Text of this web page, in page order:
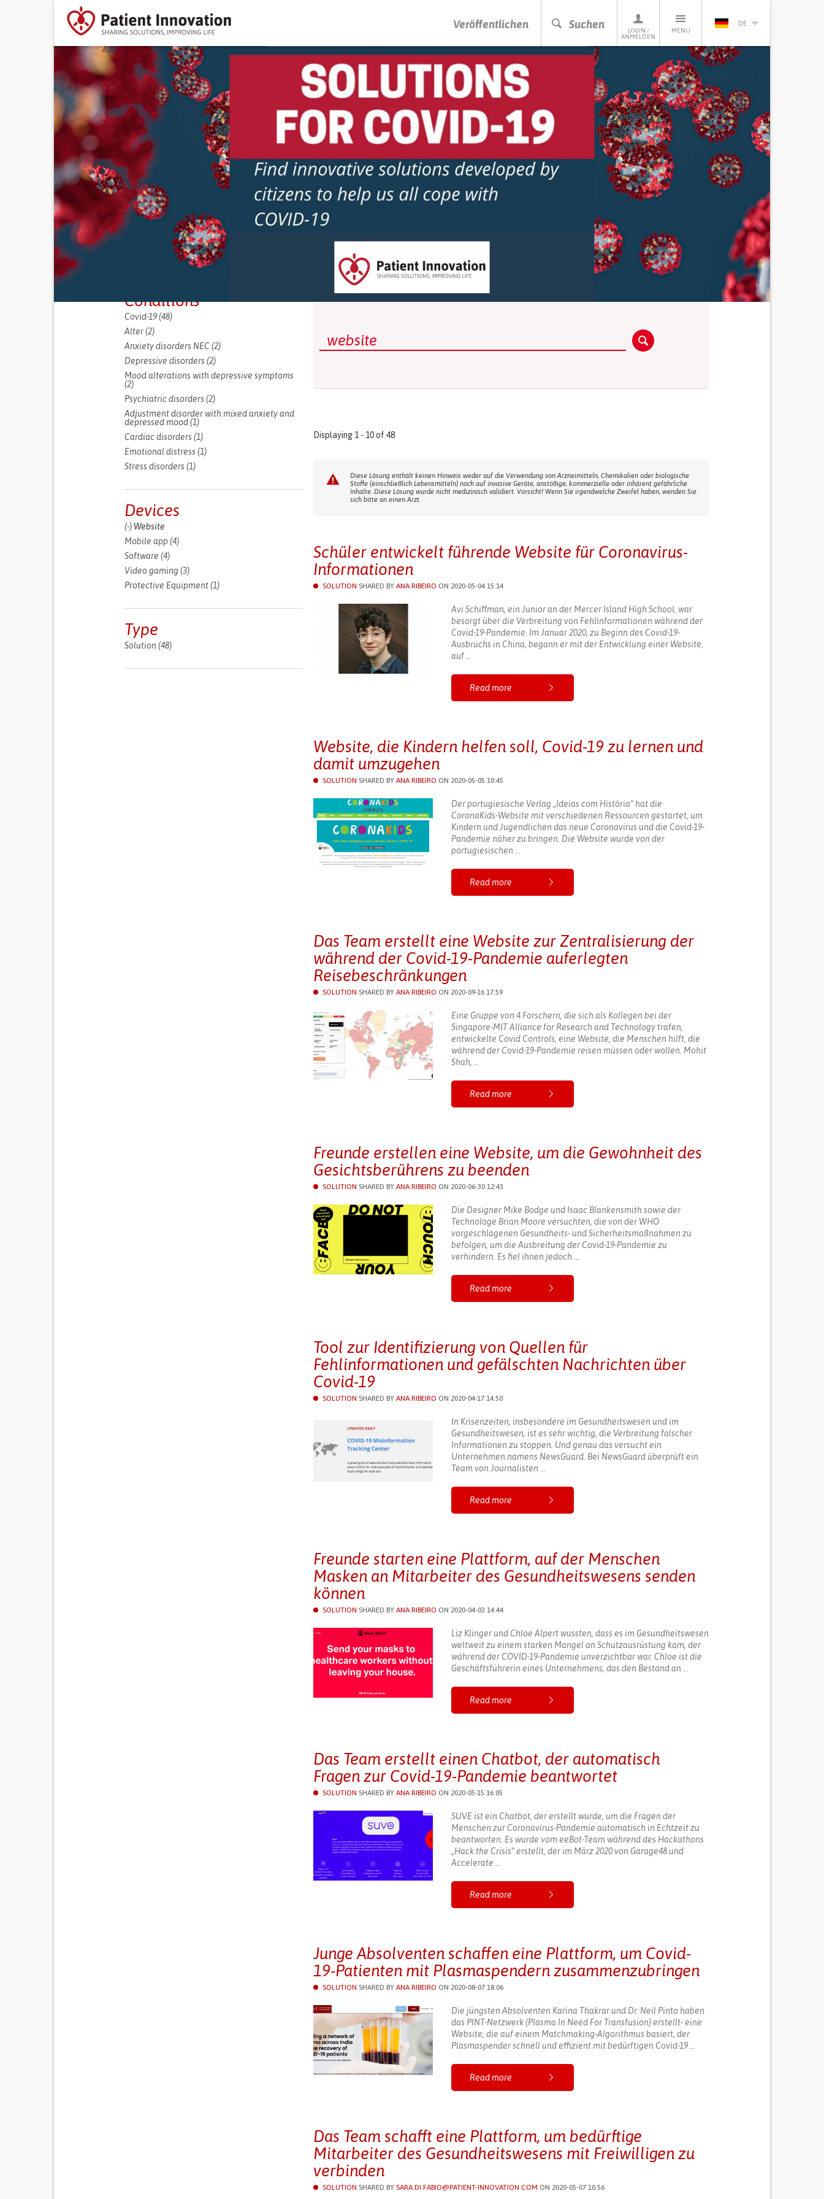
Veröffentlichen Suchen
LOGIN /
ANMELDEN
MENU
DE
DRÜCKEN SIE AUF ENTER UM DIE SUCHE ZU STARTEN
Activities
Helping others (9)Apply Helping others filter
Life in community (6)Apply Life in community
filter
Using communication devices and techniques
Apply Using communication devices and
techniques filter
Purchase goods and services (shopping, etc.)
(2)Apply Purchase goods and services
(shopping, etc.) filter
Shopping (2)
Apply Shopping filter
Therapy management (2)Apply Therapy
management filter
Arbeiten (1)
Apply Arbeiten filter
Coping with stress and other psychological
demands (1)
Apply Coping with stress and
other psychological demands
filter
Ernährung (Essen + Trinken) (1)
Apply
Apply Playing filter
Conditions
Covid-19 (48)Apply Covid-19 filter
Alter (2)Apply Alter filter
Anxiety disorders NEC (2)Apply Anxiety
Depressive disorders (2)Apply Depressive
Mood alterations with depressive symptoms
(2)Apply Mood alterations with depressive
Psychiatric disorders (2)Apply Psychiatric
Adjustment disorder with mixed anxiety and
depressed mood (1)Apply Adjustment disorder
with mixed anxiety and
depressed mood filter
Cardiac disorders (1)Apply Cardiac disorders
filter
Emotional distress (1)Apply Emotional distress
Stress disorders (1)Apply Stress disorders filter
Devices
(-) Remove Website filter
Website
Mobile app (4)Apply Mobile app filter
Software (4)Apply Software filter
Video gaming (3)Apply Video gaming filter
Protective Equipment (1)Apply Protective
Type
Solution (48)Apply Solution filter
Displaying 1 - 10 of 48
Diese Lösung enthält keinen Hinweis weder auf die Verwendung von Arzneimitteln, Chemikalien oder biologische
Stoffe (einschließlich Lebensmitteln) noch auf invasive Geräte, anstößige, kommerzielle oder inhärent gefährliche
Inhalte. Diese Lösung wurde nicht medizinisch validiert. Vorsicht! Wenn Sie irgendwelche Zweifel haben, wenden Sie
sich bitte an einen Arzt.
Schüler entwickelt führende Website für Coronavirus-
Informationen
SOLUTION SHARED BY ANA RIBEIRO ON 2020-05-04 15:14
Avi Schiffman, ein Junior an der Mercer Island High School, war
besorgt über die Verbreitung von Fehlinformationen während der
Covid-19-Pandemie. Im Januar 2020, zu Beginn des Covid-19-
Ausbruchs in China, begann er mit der Entwicklung einer Website,
auf ...
Read more
Website, die Kindern helfen soll, Covid-19 zu lernen und
damit umzugehen
SOLUTION SHARED BY ANA RIBEIRO ON 2020-05-05 10:45
Der portugiesische Verlag „Ideias com História“ hat die
CoronaKids-Website mit verschiedenen Ressourcen gestartet, um
Kindern und Jugendlichen das neue Coronavirus und die Covid-19-
Pandemie näher zu bringen. Die Website wurde von der
portugiesischen ...
Read more
Das Team erstellt eine Website zur Zentralisierung der
während der Covid-19-Pandemie auferlegten
Reisebeschränkungen
SOLUTION SHARED BY ANA RIBEIRO ON 2020-09-16 17:59
Eine Gruppe von 4 Forschern, die sich als Kollegen bei der
Singapore-MIT Alliance for Research and Technology trafen,
entwickelte Covid Controls, eine Website, die Menschen hilft, die
während der Covid-19-Pandemie reisen müssen oder wollen. Mohit
Shah, ...
Read more
Freunde erstellen eine Website, um die Gewohnheit des
Gesichtsberührens zu beenden
SOLUTION SHARED BY ANA RIBEIRO ON 2020-06-30 12:43
Die Designer Mike Bodge und Isaac Blankensmith sowie der
Technologe Brian Moore versuchten, die von der WHO
vorgeschlagenen Gesundheits- und Sicherheitsmaßnahmen zu
befolgen, um die Ausbreitung der Covid-19-Pandemie zu
verhindern. Es fiel ihnen jedoch ...
Read more
Tool zur Identifizierung von Quellen für
Fehlinformationen und gefälschten Nachrichten über
Covid-19
SOLUTION SHARED BY ANA RIBEIRO ON 2020-04-17 14:50
In Krisenzeiten, insbesondere im Gesundheitswesen und im
Gesundheitswesen, ist es sehr wichtig, die Verbreitung falscher
Informationen zu stoppen. Und genau das versucht ein
Unternehmen namens NewsGuard. Bei NewsGuard überprüft ein
Team von Journalisten ...
Read more
Freunde starten eine Plattform, auf der Menschen
Masken an Mitarbeiter des Gesundheitswesens senden
können
SOLUTION SHARED BY ANA RIBEIRO ON 2020-04-03 14:44
Liz Klinger und Chloe Alpert wussten, dass es im Gesundheitswesen
weltweit zu einem starken Mangel an Schutzausrüstung kam, der
während der COVID-19-Pandemie unverzichtbar war. Chloe ist die
Geschäftsführerin eines Unternehmens, das den Bestand an ...
Read more
Das Team erstellt einen Chatbot, der automatisch
Fragen zur Covid-19-Pandemie beantwortet
SOLUTION SHARED BY ANA RIBEIRO ON 2020-05-15 16:05
SUVE ist ein Chatbot, der erstellt wurde, um die Fragen der
Menschen zur Coronavirus-Pandemie automatisch in Echtzeit zu
beantworten. Es wurde vom eeBot-Team während des Hackathons
„Hack the Crisis“ erstellt, der im März 2020 von Garage48 und
Accelerate ...
Read more
Junge Absolventen schaffen eine Plattform, um Covid-
19-Patienten mit Plasmaspendern zusammenzubringen
SOLUTION SHARED BY ANA RIBEIRO ON 2020-08-07 18:06
Die jüngsten Absolventen Karina Thakrar und Dr. Neil Pinto haben
das PINT-Netzwerk (Plasma In Need For Transfusion) erstellt- eine
Website, die auf einem Matchmaking-Algorithmus basiert, der
Plasmaspender schnell und effizient mit bedürftigen Covid-19 ...
Read more
Das Team schafft eine Plattform, um bedürftige
Mitarbeiter des Gesundheitswesens mit Freiwilligen zu
verbinden
SOLUTION SHARED BY SARA.DI.FABIO@PATIENT-INNOVATION.COM ON 2020-05-07 10:56